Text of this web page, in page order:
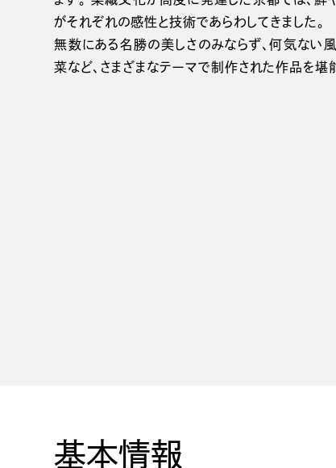
がそれぞれの感性と技術であらわしてきました。
無数にある名勝の美しさのみならず、何気ない
菜など、さまざまなテーマで制作された作品を堪
基本情報